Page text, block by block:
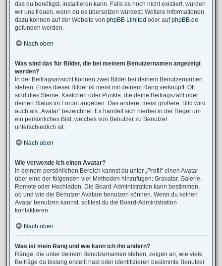
das du benötigst, installieren kann. Falls es noch nicht existiert, würden
wir uns freuen, wenn du es übersetzen würdest. Weitere Informationen
dazu können auf der Website von phpBB Limited oder aufphpBB.de
gefunden werden.
Nach oben
Was sind das für Bilder, die bei meinem Benutzernamen angezeigt
werden?
In der Beitragsansicht können zwei Bilder bei deinem Benutzernamen
stehen. Eines dieser Bilder ist meist mit deinem Rang verknüpft: Oft
sind dies Sterne, Kästchen oder Punkte, die deine Beitragszahl oder
deinen Status im Forum angeben. Das andere, meist größere, Bild wird
auch als „Avatar“ bezeichnet. Es handelt sich hierbei in der Regel um
ein persönliches Bild, welches von Benutzer zu Benutzer
unterschiedlich ist.
Nach oben
Wie verwende ich einen Avatar?
In deinem persönlichen Bereich kannst du unter „Profil“ einen Avatar
über eine der folgenden vier Methoden hinzufügen: Gravatar, Galerie,
Remote oder Hochladen. Die Board-Administration kann bestimmen,
ob und wie die Benutzer Avatare benutzen können. Wenn du keinen
Avatar benutzen kannst, solltest du die Board-Administration
kontaktieren.
Nach oben
Was ist mein Rang und wie kann ich ihn ändern?
Ränge, die unter deinem Benutzernamen stehen, zeigen an, wie viele
Beiträge du bislang erstellt hast oder identifizieren bestimmte Benutzer